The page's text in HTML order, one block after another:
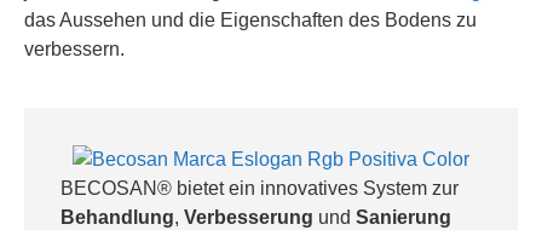
das Aussehen und die Eigenschaften des Bodens zu
verbessern.
BECOSAN® bietet ein innovatives System zur
Behandlung, Verbesserung und Sanierung